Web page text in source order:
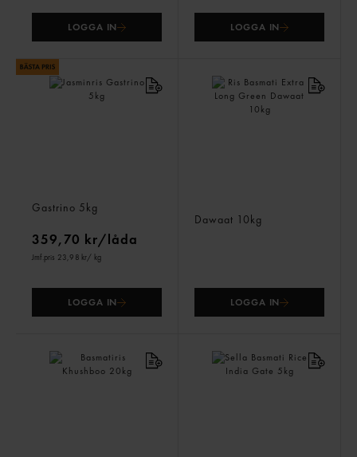
LOGGA IN LOGGA IN
Gastrino 5kg
359,70 kr/låda
Jmf.pris 23,98 kr/ kg
LOGGA IN
Dawaat 10kg
LOGGA IN